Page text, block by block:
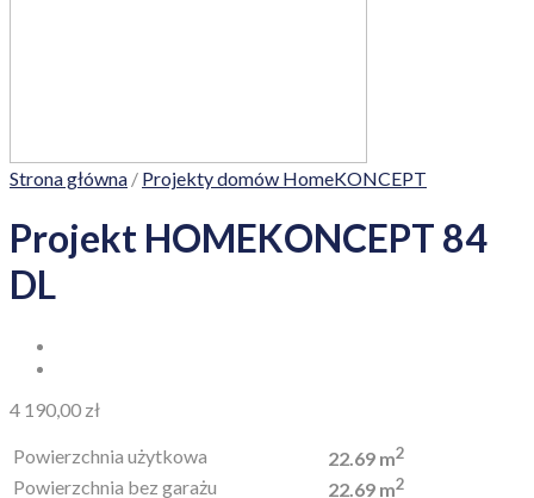
Strona główna / Projekty domów HomeKONCEPT
Projekt HOMEKONCEPT 84
DL
4 190,00 zł
Powierzchnia użytkowa 22.69 m2
Powierzchnia bez garażu 22.69 m2